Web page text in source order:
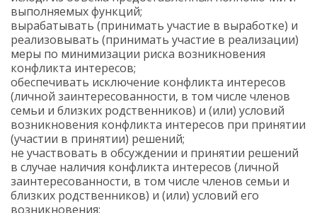
выполняемых функций;
вырабатывать (принимать участие в выработке) и
реализовывать (принимать участие в реализации)
меры по минимизации риска возникновения
конфликта интересов;
обеспечивать исключение конфликта интересов
(личной заинтересованности, в том числе членов
семьи и близких родственников) и (или) условий
возникновения конфликта интересов при принятии
(участии в принятии) решений;
не участвовать в обсуждении и принятии решений
в случае наличия конфликта интересов (личной
заинтересованности, в том числе членов семьи и
близких родственников) и (или) условий его
возникновения;